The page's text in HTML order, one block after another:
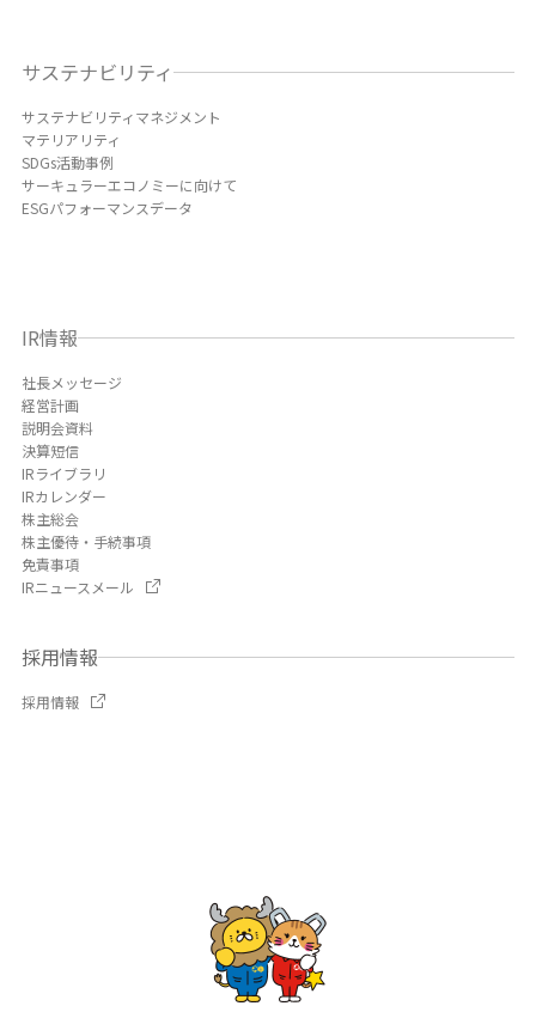
サステナビリティ
サステナビリティマネジメント
マテリアリティ
SDGs活動事例
サーキュラーエコノミーに向けて
ESGパフォーマンスデータ
IR情報
社長メッセージ
経営計画
説明会資料
決算短信
IRライブラリ
IRカレンダー
株主総会
株主優待・手続事項
免責事項
IRニュースメール
採用情報
採用情報